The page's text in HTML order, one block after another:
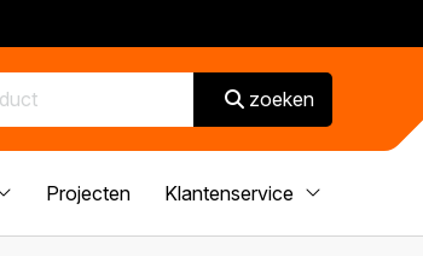
zoeken
Projecten Klantenservice